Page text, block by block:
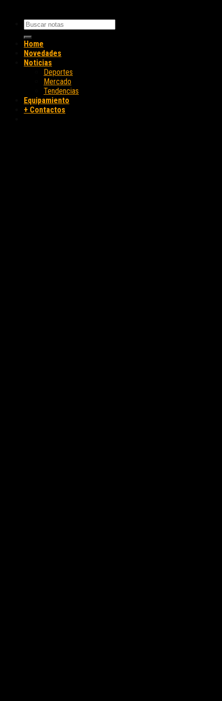
Home
Novedades
Noticias
Deportes
Mercado
Tendencias
Equipamiento
+ Contactos